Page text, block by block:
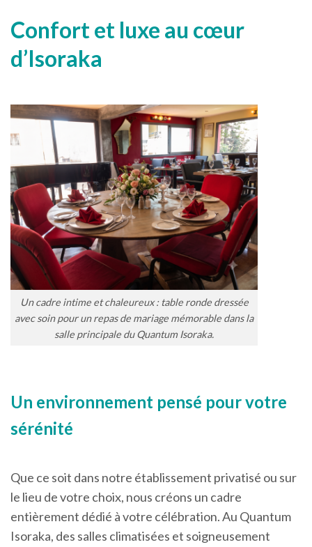
Confort et luxe au cœur
d’Isoraka
Un cadre intime et chaleureux : table ronde dressée
avec soin pour un repas de mariage mémorable dans la
salle principale du Quantum Isoraka.
Un environnement pensé pour votre
sérénité
Que ce soit dans notre établissement privatisé ou sur
le lieu de votre choix, nous créons un cadre
entièrement dédié à votre célébration. Au Quantum
Isoraka, des salles climatisées et soigneusement